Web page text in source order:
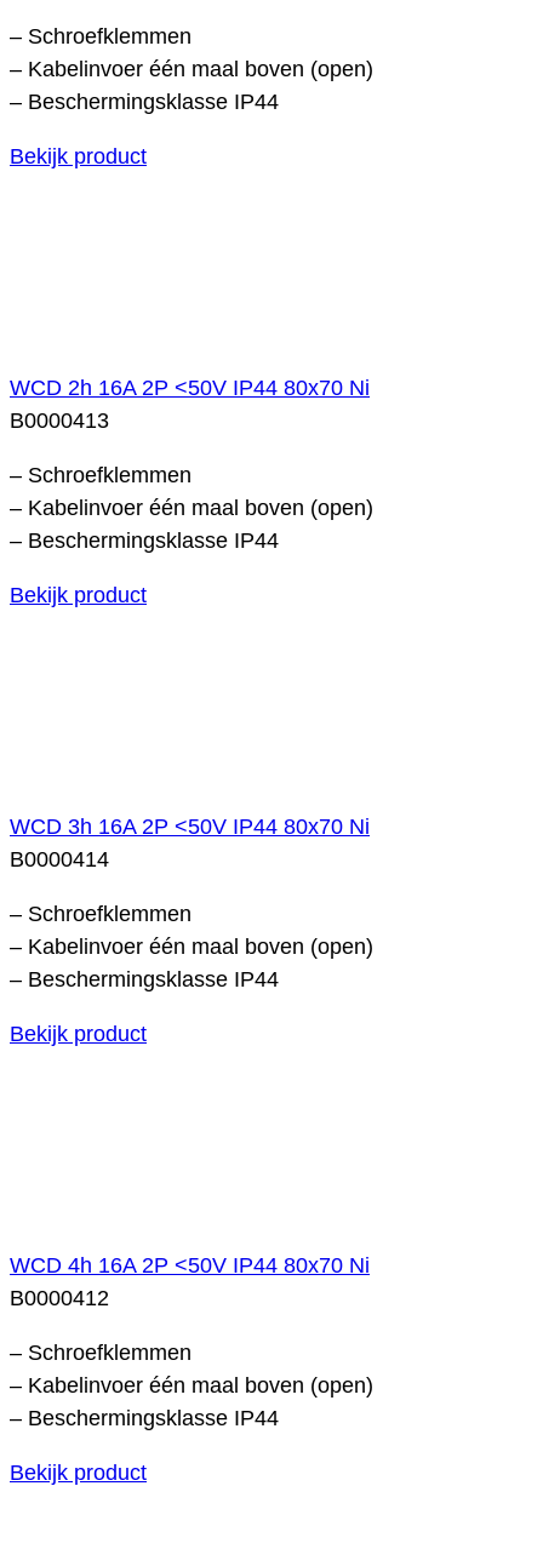
– Schroefklemmen
– Kabelinvoer één maal boven (open)
– Beschermingsklasse IP44
Bekijk product
WCD 2h 16A 2P <50V IP44 80x70 Ni
B0000413
– Schroefklemmen
– Kabelinvoer één maal boven (open)
– Beschermingsklasse IP44
Bekijk product
WCD 3h 16A 2P <50V IP44 80x70 Ni
B0000414
– Schroefklemmen
– Kabelinvoer één maal boven (open)
– Beschermingsklasse IP44
Bekijk product
WCD 4h 16A 2P <50V IP44 80x70 Ni
B0000412
– Schroefklemmen
– Kabelinvoer één maal boven (open)
– Beschermingsklasse IP44
Bekijk product